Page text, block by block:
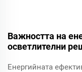
Важността на
осветлителни
Енергийната